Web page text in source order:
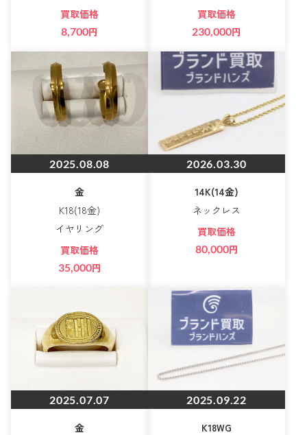
買取価格
8,700円
買取価格
230,000円
2025.08.08
金
K18(18金)
イヤリング
買取価格
35,000円
2026.03.30
14K(14金)
ネックレス
買取価格
80,000円
2025.07.07
金
2025.09.22
K18WG